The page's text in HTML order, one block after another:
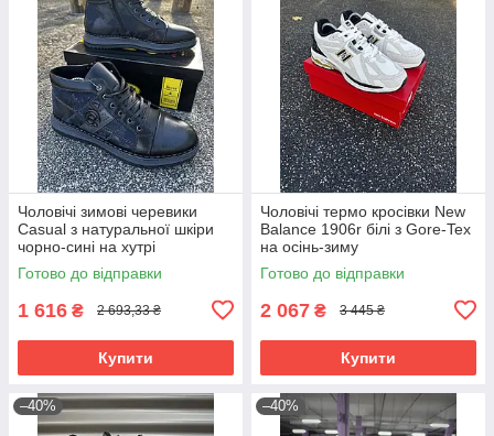
Чоловічі зимові черевики
Casual з натуральної шкіри
чорно-сині на хутрі
Готово до відправки
1 616 ₴ 2 693,33 ₴
Купити
Чоловічі термо кросівки New
Balance 1906r білі з Gore-Tex
на осінь-зиму
Готово до відправки
2 067 ₴ 3 445 ₴
Купити
–40% –40%